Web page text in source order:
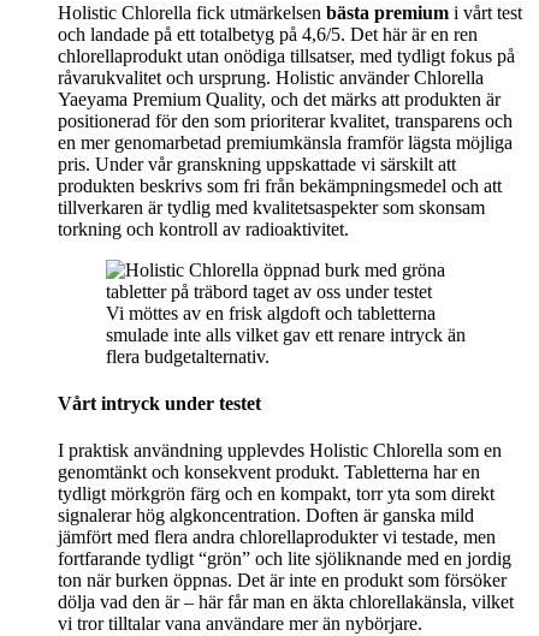
Holistic Chlorella fick utmärkelsen bästa premium i vårt test
och landade på ett totalbetyg på 4,6/5. Det här är en ren
chlorellaprodukt utan onödiga tillsatser, med tydligt fokus på
råvarukvalitet och ursprung. Holistic använder Chlorella
Yaeyama Premium Quality, och det märks att produkten är
positionerad för den som prioriterar kvalitet, transparens och
en mer genomarbetad premiumkänsla framför lägsta möjliga
pris. Under vår granskning uppskattade vi särskilt att
produkten beskrivs som fri från bekämpningsmedel och att
tillverkaren är tydlig med kvalitetsaspekter som skonsam
torkning och kontroll av radioaktivitet.
Vi möttes av en frisk algdoft och tabletterna
smulade inte alls vilket gav ett renare intryck än
flera budgetalternativ.
Vårt intryck under testet
I praktisk användning upplevdes Holistic Chlorella som en
genomtänkt och konsekvent produkt. Tabletterna har en
tydligt mörkgrön färg och en kompakt, torr yta som direkt
signalerar hög algkoncentration. Doften är ganska mild
jämfört med flera andra chlorellaprodukter vi testade, men
fortfarande tydligt “grön” och lite sjöliknande med en jordig
ton när burken öppnas. Det är inte en produkt som försöker
dölja vad den är – här får man en äkta chlorellakänsla, vilket
vi tror tilltalar vana användare mer än nybörjare.